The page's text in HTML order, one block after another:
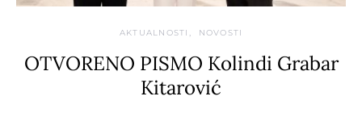
AKTUALNOSTI NOVOSTI
OTVORENO PISMO Kolindi Grabar
Kitarović